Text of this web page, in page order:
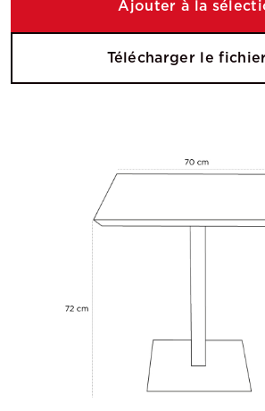
Ajouter à la
Télécharger le